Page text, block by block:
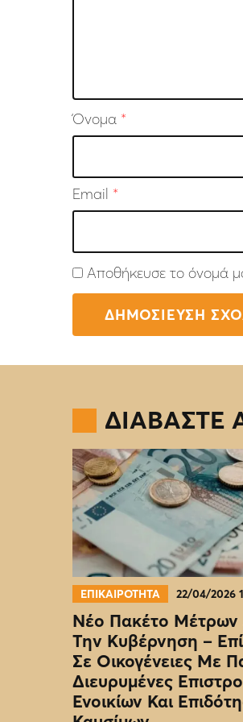
Όνομα *
Email *
Αποθήκευσε το όνομά
ΔΙΑΒΑΣΤΕ
ΕΠΙΚΑΙΡΟΤΗΤΑ 22/04/2026
Νέο Πακέτο
Την Κυβέρνηση –
Σε Οικογένειες Με
Διευρυμένες
Ενοικίων Και